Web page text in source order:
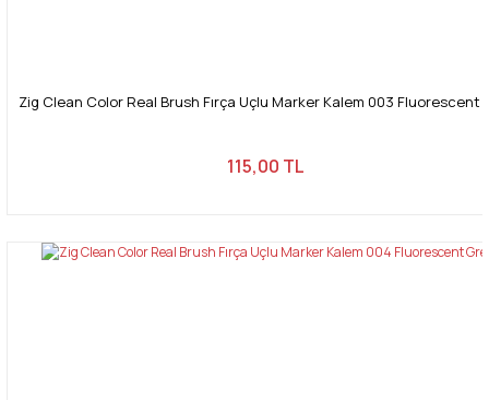
Zig Clean Color Real Brush Fırça Uçlu Marker Kalem 003 Fluorescent
115,00 TL